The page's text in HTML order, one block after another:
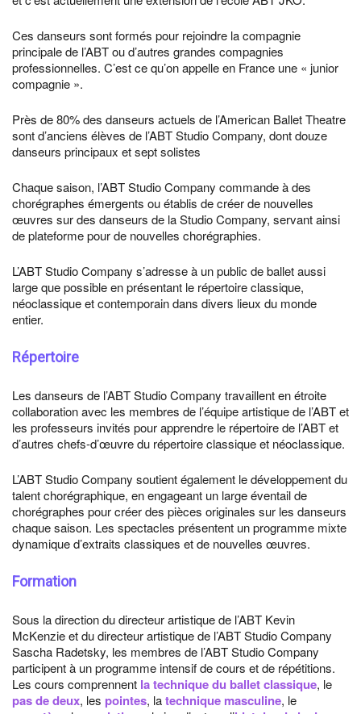
Ces danseurs sont formés pour rejoindre la compagnie
principale de l’ABT ou d’autres grandes compagnies
professionnelles. C’est ce qu’on appelle en France une « junior
compagnie ».
Près de 80% des danseurs actuels de l’American Ballet Theatre
sont d’anciens élèves de l’ABT Studio Company, dont douze
danseurs principaux et sept solistes
Chaque saison, l’ABT Studio Company commande à des
chorégraphes émergents ou établis de créer de nouvelles
œuvres sur des danseurs de la Studio Company, servant ainsi
de plateforme pour de nouvelles chorégraphies.
L’ABT Studio Company s’adresse à un public de ballet aussi
large que possible en présentant le répertoire classique,
néoclassique et contemporain dans divers lieux du monde
entier.
Répertoire
Les danseurs de l’ABT Studio Company travaillent en étroite
collaboration avec les membres de l’équipe artistique de l’ABT et
les professeurs invités pour apprendre le répertoire de l’ABT et
d’autres chefs-d’œuvre du répertoire classique et néoclassique.
L’ABT Studio Company soutient également le développement du
talent chorégraphique, en engageant un large éventail de
chorégraphes pour créer des pièces originales sur les danseurs
chaque saison. Les spectacles présentent un programme mixte
dynamique d’extraits classiques et de nouvelles œuvres.
Formation
Sous la direction du directeur artistique de l’ABT Kevin
McKenzie et du directeur artistique de l’ABT Studio Company
Sascha Radetsky, les membres de l’ABT Studio Company
participent à un programme intensif de cours et de répétitions.
Les cours comprennent la technique du ballet classique, le
pas de deux, les pointes, latechnique masculine, le